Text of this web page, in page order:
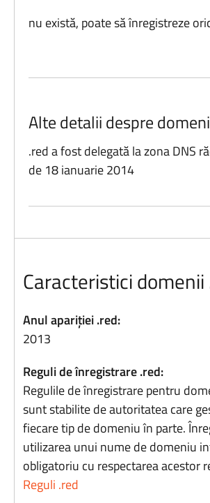
nu există, poate să înregistreze
Alte detalii despre
.red a fost delegată la zona DNS
de 18 ianuarie 2014
Caracteristici domenii
Anul apariției .red:
2013
Reguli de înregistrare .red:
Regulile de înregistrare pentru
sunt stabilite de autoritatea care
fiecare tip de domeniu în parte.
utilizarea unui nume de domeniu
obligatoriu cu respectarea acestor
Reguli .red